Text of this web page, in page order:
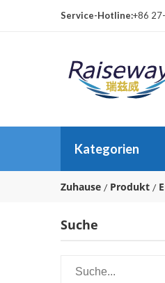
Service-Hotline:+86
Kategorien
Zuhause Produkt
Suche